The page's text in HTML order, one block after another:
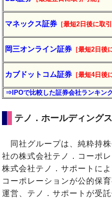
マネックス証券 ［最短2日後に取引
岡三オンライン証券 ［最短2日後
カブドットコム証券 ［最短4日後
⇒IPOで比較した証券会社ランキン
テノ．ホールディング
同社グループは、純粋持
社の株式会社テノ．コーポ
株式会社テノ．サポートに
コーポレーションが公的保
運営、テノ．サポートが受